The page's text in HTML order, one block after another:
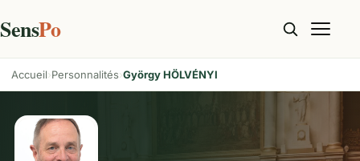
SensPo
Accueil Personnalités György HÖLVÉNYI